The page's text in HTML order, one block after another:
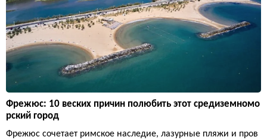
Фрежюс: 10 веских причин полюбить этот средиземномо
рский город
Фрежюс сочетает римское наследие, лазурные пляжи и пров